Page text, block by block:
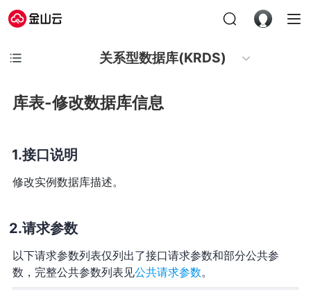
关系型数据库(KRDS)
库表-修改数据库信息
接口说明
修改实例数据库描述。
请求参数
以下请求参数列表仅列出了接口请求参数和部分公共参
数，完整公共参数列表见公共请求参数。